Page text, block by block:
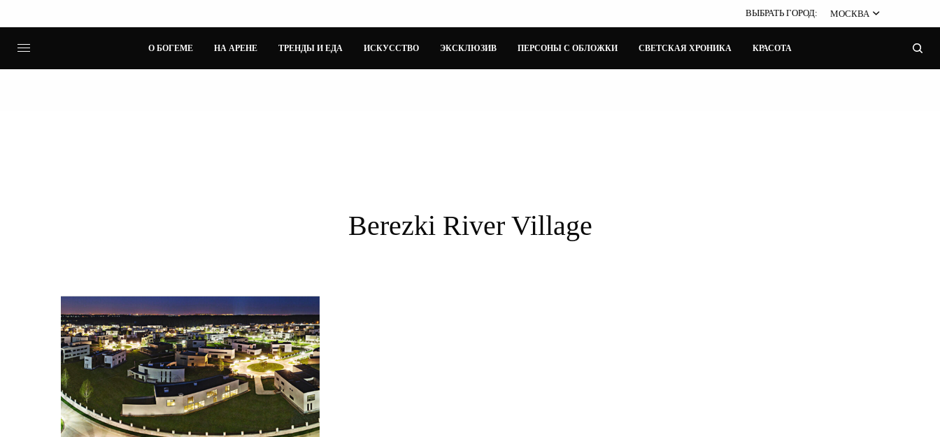
ВЫБРАТЬ ГОРОД: МОСКВА
О БОГЕМЕ НА АРЕНЕ ТРЕНДЫ И ЕДА ИСКУССТВО ЭКСКЛЮЗИВ ПЕРСОНЫ С ОБЛОЖКИ СВЕТСКАЯ ХРОНИКА КРАСОТА
Berezki River Village